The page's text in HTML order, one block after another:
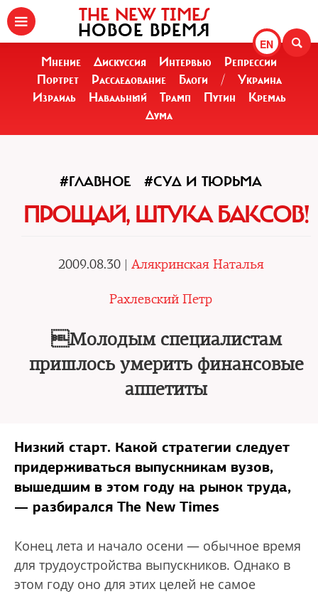
EN
THE NEW TIMES
НОВОЕ ВРЕМЯ
Мнение Дискуссия Интервью
Репрессии
Портрет
Расследование Блоги /
Украина
Израиль
Навальный Трамп Путин
Кремль
Дума
#ГЛАВНОЕ #СУД И ТЮРЬМА
ПРОЩАЙ, ШТУКА БАКСОВ!
2009.08.30 | Алякринская Наталья
Рахлевский Петр
Молодым специалистам
пришлось умерить финансовые
аппетиты
Низкий старт. Какой стратегии следует
придерживаться выпускникам вузов,
вышедшим в этом году на рынок труда,
— разбирался The New Times
Конец лета и начало осени — обычное время
для трудоустройства выпускников. Однако в
этом году оно для этих целей не самое